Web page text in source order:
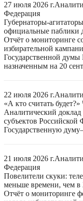
27 июля 2026 г.
Федерация
Губернаторы-
официальные паблики
Отчёт о мониторинге
избирательной
Государственной
назначенным на 20
22 июля 2026 г.
«А кто считать
Аналитический доклад
субъектов Российской
Государственную
21 июля 2026 г.
Федерация
Повелители скуки:
меньше времени, чем в
Отчёт о мониторинге